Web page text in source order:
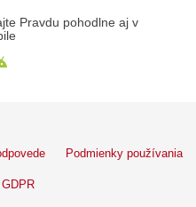
Pravdu pohodlne aj v
Podmienky používania
GDPR